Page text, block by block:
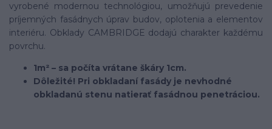
vyrobené modernou technológiou, umožňujú prevedenie
príjemných fasádnych úprav budov, oplotenia a elementov
interiéru. Obklady CAMBRIDGE dodajú charakter každému
povrchu.
1m² – sa počíta vrátane škáry 1cm.
Dôležité! Pri obkladaní fasády je nevhodné
obkladanú stenu natierať fasádnou penetráciou.